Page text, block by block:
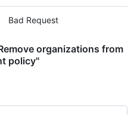
Bad Request
organizations from
policy"